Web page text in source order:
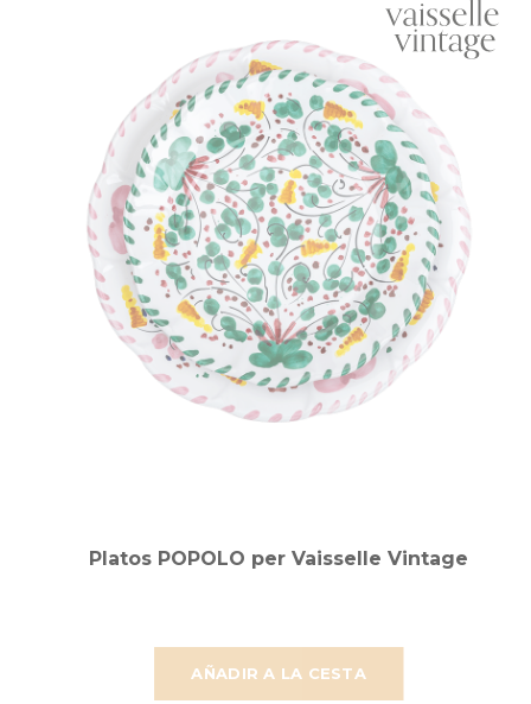
AÑADIR A LA CESTA
Platos POPOLO per Vaisselle Vintage